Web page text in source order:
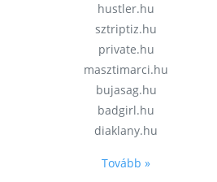
hustler.hu
sztriptiz.hu
private.hu
masztimarci.hu
bujasag.hu
badgirl.hu
diaklany.hu
Tovább »